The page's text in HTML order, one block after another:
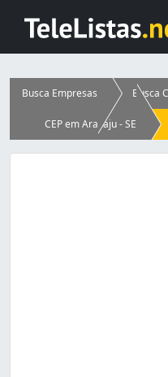
Busca Empresas Busca
CEP em Aracaju - SE